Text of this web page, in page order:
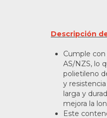
Descripción
Cumple
AS/NZS, lo
polietileno
y
larga y
mejora la
Este